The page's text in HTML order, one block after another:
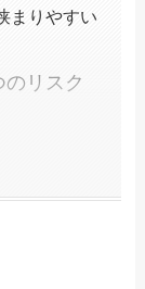
まりやすい
リスク